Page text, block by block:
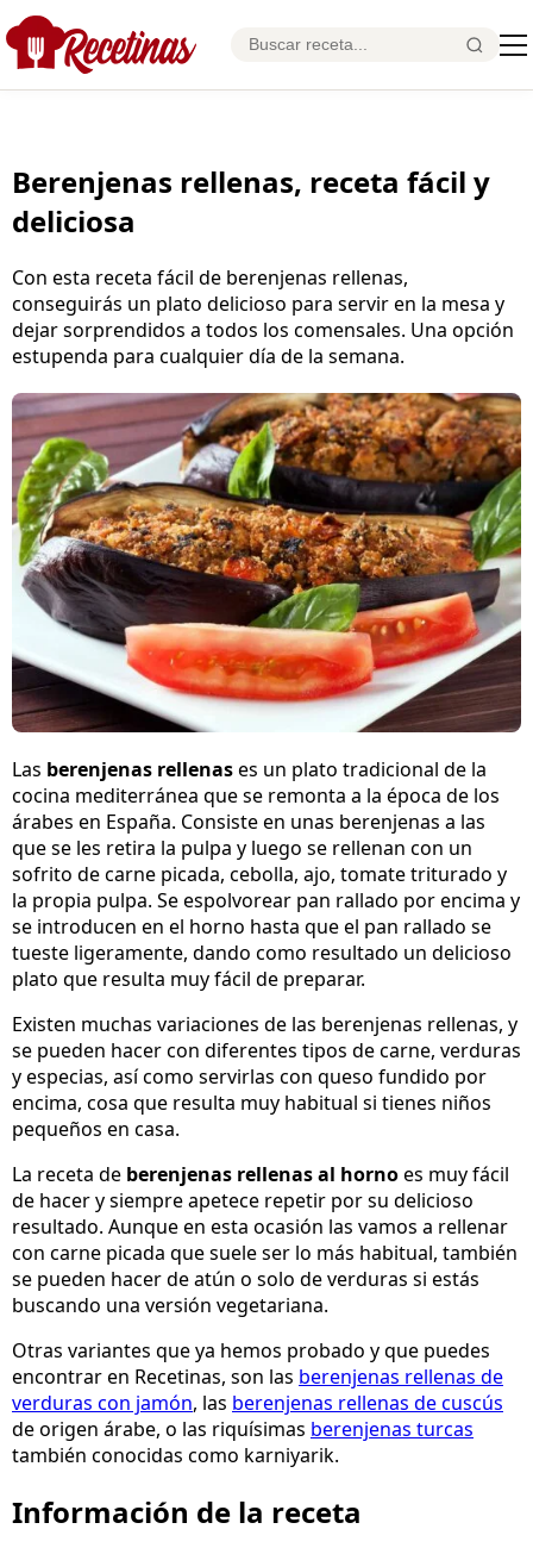
Berenjenas rellenas, receta fácil y
deliciosa
Con esta receta fácil de berenjenas rellenas,
conseguirás un plato delicioso para servir en la mesa y
dejar sorprendidos a todos los comensales. Una opción
estupenda para cualquier día de la semana.
Las berenjenas rellenases un plato tradicional de la
cocina mediterránea que se remonta a la época de los
árabes en España. Consiste en unas berenjenas a las
que se les retira la pulpa y luego se rellenan con un
sofrito de carne picada, cebolla, ajo, tomate triturado y
la propia pulpa. Se espolvorear pan rallado por encima y
se introducen en el horno hasta que el pan rallado se
tueste ligeramente, dando como resultado un delicioso
plato que resulta muy fácil de preparar.
Existen muchas variaciones de las berenjenas rellenas, y
se pueden hacer con diferentes tipos de carne, verduras
y especias, así como servirlas con queso fundido por
encima, cosa que resulta muy habitual si tienes niños
pequeños en casa.
La receta de berenjenas rellenas al hornoes muy fácil
de hacer y siempre apetece repetir por su delicioso
resultado. Aunque en esta ocasión las vamos a rellenar
con carne picada que suele ser lo más habitual, también
se pueden hacer de atún o solo de verduras si estás
buscando una versión vegetariana.
Otras variantes que ya hemos probado y que puedes
encontrar en Recetinas, son las berenjenas rellenas de
verduras con jamón, las berenjenas rellenas de cuscús
de origen árabe, o las riquísimas berenjenas turcas
también conocidas como karniyarik.
Información de la receta